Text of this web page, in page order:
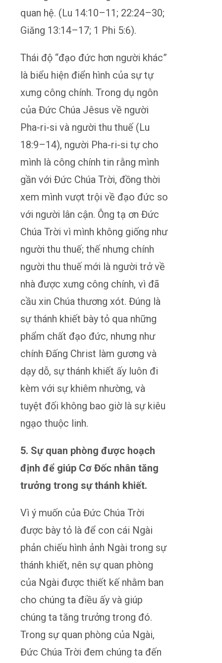
quan hệ. (Lu 14:10–11; 22:24–30;
Giăng 13:14–17; 1 Phi 5:6).
Thái độ “đạo đức hơn người khác”
là biểu hiện điển hình của sự tự
xưng công chính. Trong dụ ngôn
của Đức Chúa Jêsus về người
Pha-ri-si và người thu thuế (Lu
18:9–14), người Pha-ri-si tự cho
mình là công chính tin rằng mình
gần với Đức Chúa Trời, đồng thời
xem mình vượt trội về đạo đức so
với người lân cận. Ông tạ ơn Đức
Chúa Trời vì mình không giống như
người thu thuế; thế nhưng chính
người thu thuế mới là người trở về
nhà được xưng công chính, vì đã
cầu xin Chúa thương xót. Đúng là
sự thánh khiết bày tỏ qua những
phẩm chất đạo đức, nhưng như
chính Đấng Christ làm gương và
dạy dỗ, sự thánh khiết ấy luôn đi
kèm với sự khiêm nhường, và
tuyệt đối không bao giờ là sự kiêu
ngạo thuộc linh.
5. Sự quan phòng được hoạch
định để giúp Cơ Đốc nhân tăng
trưởng trong sự thánh khiết.
Vì ý muốn của Đức Chúa Trời
được bày tỏ là để con cái Ngài
phản chiếu hình ảnh Ngài trong sự
thánh khiết, nên sự quan phòng
của Ngài được thiết kế nhằm ban
cho chúng ta điều ấy và giúp
chúng ta tăng trưởng trong đó.
Trong sự quan phòng của Ngài,
Đức Chúa Trời đem chúng ta đến